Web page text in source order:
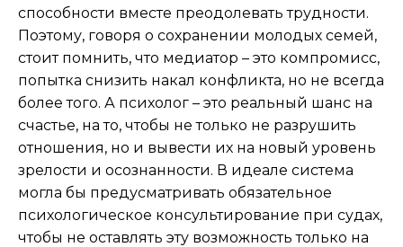
способности вместе преодолевать трудности.
Поэтому, говоря о сохранении молодых семей,
стоит помнить, что медиатор – это компромисс,
попытка снизить накал конфликта, но не всегда
более того. А психолог – это реальный шанс на
счастье, на то, чтобы не только не разрушить
отношения, но и вывести их на новый уровень
зрелости и осознанности. В идеале система
могла бы предусматривать обязательное
психологическое консультирование при судах,
чтобы не оставлять эту возможность только на